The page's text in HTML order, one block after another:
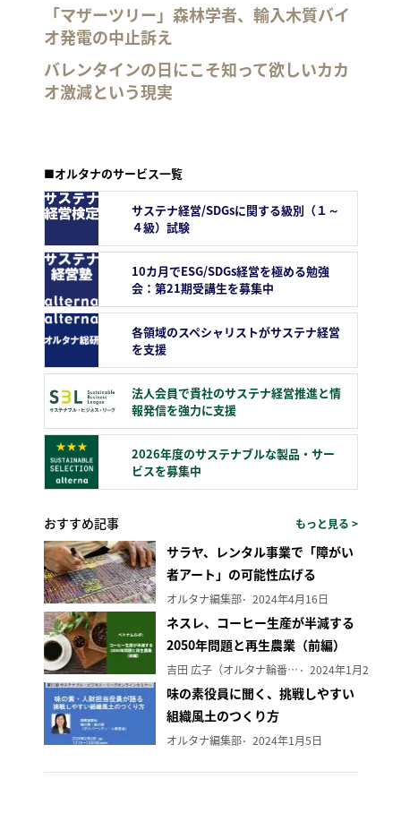
「マザーツリー」森林学者、輸入木質バイ
オ発電の中止訴え
バレンタインの日にこそ知って欲しいカカ
オ激減という現実
■オルタナのサービス一覧
サステナ経営/SDGsに関する級別（１～
４級）試験
10カ月でESG/SDGs経営を極める勉強
会：第21期受講生を募集中
各領域のスペシャリストがサステナ経営
を支援
法人会員で貴社のサステナ経営推進と情
報発信を強力に支援
2026年度のサステナブルな製品・サー
ビスを募集中
おすすめ記事 もっと見る >
サラヤ、レンタル事業で「障がい
者アート」の可能性広げる
オルタナ編集部 2024年4月16日
ネスレ、コーヒー生産が半減する
2050年問題と再生農業（前編）
吉田 広子（オルタナ輪番編集長） 2024年1月29日
味の素役員に聞く、挑戦しやすい
組織風土のつくり方
オルタナ編集部 2024年1月5日